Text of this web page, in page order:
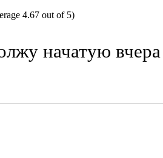
4.67 out of 5)
начатую